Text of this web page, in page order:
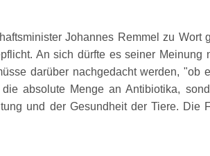
Johannes Remmel zu
An sich dürfte es seiner
darüber nachgedacht werden, ob
absolute Menge an Antibiotika,
und der Gesundheit der Tiere.